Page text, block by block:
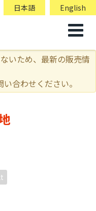
日本語 English
いため、最新の販売情
合わせください。